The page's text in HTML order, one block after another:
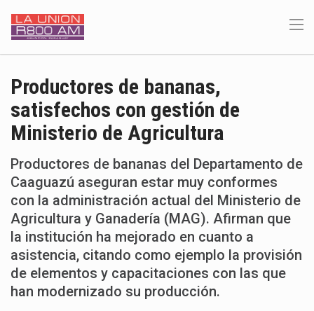
Productores de bananas,
satisfechos con gestión de
Ministerio de Agricultura
Productores de bananas del Departamento de
Caaguazú aseguran estar muy conformes
con la administración actual del Ministerio de
Agricultura y Ganadería (MAG). Afirman que
la institución ha mejorado en cuanto a
asistencia, citando como ejemplo la provisión
de elementos y capacitaciones con las que
han modernizado su producción.